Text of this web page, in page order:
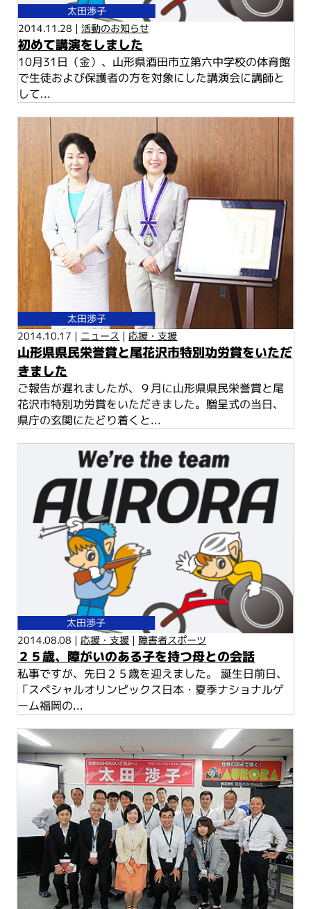
太田渉子
2014.11.28 | 活動のお知らせ
初めて講演をしました
10月31日（金）、山形県酒田市立第六中学校の体育館
で生徒および保護者の方を対象にした講演会に講師と
して...
太田渉子
2014.10.17 | ニュース | 応援・支援
山形県県民栄誉賞と尾花沢市特別功労賞をいただ
きました
ご報告が遅れましたが、９月に山形県県民栄誉賞と尾
花沢市特別功労賞をいただきました。贈呈式の当日、
県庁の玄関にたどり着くと...
太田渉子
2014.08.08 | 応援・支援 | 障害者スポーツ
２５歳、障がいのある子を持つ母との会話
私事ですが、先日２５歳を迎えました。 誕生日前日、
「スペシャルオリンピックス日本・夏季ナショナルゲ
ーム福岡の...